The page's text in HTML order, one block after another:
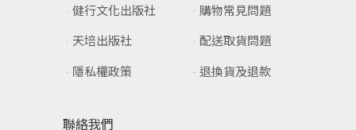
健行文化出版社
天培出版社
隱私權政策
購物常見問題
配送取貨問題
退換貨及退款
聯絡我們